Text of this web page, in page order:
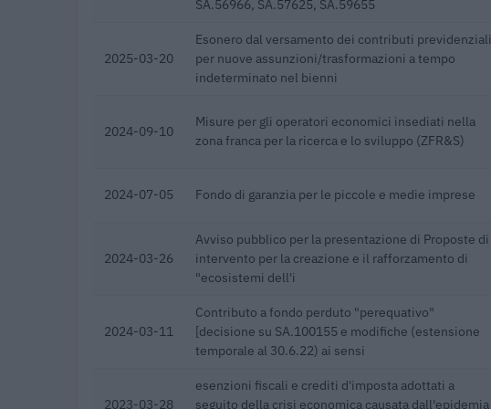
SA.56966, SA.57625, SA.59655
2025-03-20
Esonero dal versamento dei contributi previdenziali
per nuove assunzioni/trasformazioni a tempo
indeterminato nel bienni
2024-09-10
Misure per gli operatori economici insediati nella
zona franca per la ricerca e lo sviluppo (ZFR&S)
2024-07-05 Fondo di garanzia per le piccole e medie imprese
2024-03-26
Avviso pubblico per la presentazione di Proposte di
intervento per la creazione e il rafforzamento di
"ecosistemi dell'i
2024-03-11
Contributo a fondo perduto "perequativo"
[decisione su SA.100155 e modifiche (estensione
temporale al 30.6.22) ai sensi
2023-03-28
esenzioni fiscali e crediti d'imposta adottati a
seguito della crisi economica causata dall'epidemia